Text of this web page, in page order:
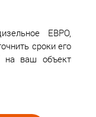
ЕВРО,
сроки его
на ваш объект